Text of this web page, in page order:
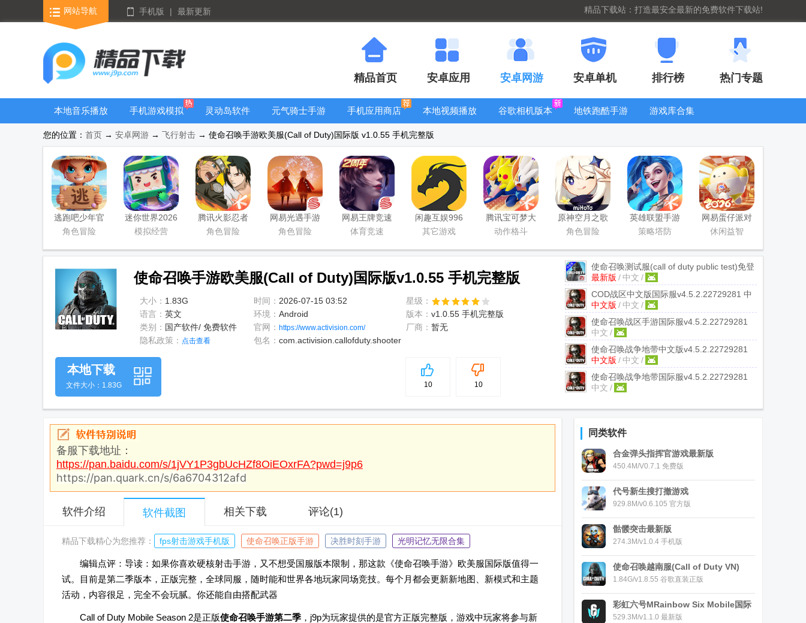
网站导航 手机版 | 最新更新 精品下载站：打造最安全最新的免费软件下载站!
精品首页 安卓应用 安卓网游 安卓单机 排行榜 热门专题
本地音乐播放
手机游戏模拟
灵动岛软件
元气骑士手游
手机应用商店
本地视频播放
谷歌相机版本
地铁跑酷手游
游戏库合集
看器
您的位置： 首页 → 安卓网游 → 飞行射击 → 使命召唤手游欧美服(Call of Duty)国际版 v1.0.55 手机完整版
逃跑吧少年官
方版
角色冒险
迷你世界2026
最新升级版
模拟经营
腾讯火影忍者
忍者新世代
角色冒险
网易光遇手游
正版
角色冒险
网易王牌竞速
手游
体育竞速
闲趣互娱996
传奇盒子官方
其它游戏
腾讯宝可梦大
集结国服正式
动作格斗
原神空月之歌
版本
角色冒险
英雄联盟手游
国服正版
策略塔防
网易蛋仔派对
工坊版游戏
休闲益智
使命召唤手游欧美服(Call of Duty)国际版v1.0.55 手机完整版
大小： 1.83G 时间： 2026-07-15 03:52
星级：
语言： 英文 环境： Android 版本： v1.0.55 手机完整版
类别： 国产软件/ 免费软件 官网： https://www.activision.com/ 厂商： 暂无
隐私政策： 点击查看 包名： com.activision.callofduty.shooter
使命召唤测试服(call of duty public test)免登
录版0.6.72 最新版
最新版 / 中文 /
COD战区中文版国际服v4.5.2.22729281 中
文版
中文版 / 中文 /
使命召唤战区手游国际服v4.5.2.22729281
国际版
中文 /
使命召唤战争地带中文版v4.5.2.22729281
中文版本
中文版 / 中文 /
使命召唤战争地带国际服v4.5.2.22729281
国际版
中文 /
5
10 10
本地下载
文件大小：1.83G
备服下载地址：
https://pan.baidu.com/s/1jVY1P3gbUcHZf8OiEOxrFA?pwd=j9p6
https://pan.quark.cn/s/6a6704312afd
软件介绍 软件截图 相关下载 评论(1)
精品下载精心为您推荐： fps射击游戏手机版 使命召唤正版手游 决胜时刻手游 光明记忆无限合集
编辑点评：导读：如果你喜欢硬核射击手游，又不想受国服版本限制，那这款《使命召唤手游》欧美服国际版值得一
试。目前是第二季版本，正版完整，全球同服，随时能和世界各地玩家同场竞技。每个月都会更新新地图、新模式和主题
活动，内容很足，完全不会玩腻。你还能自由搭配武器
Call of Duty Mobile Season 2是正版使命召唤手游第二季 ，j9p为玩家提供的是官方正版完整版，游戏中玩家将参与新
同类软件
合金弹头指挥官游戏最新版
450.4M/V0.7.1 免费版
代号新生搜打撤游戏
929.8M/v0.6.105 官方版
骷髅突击最新版
274.3M/v1.0.4 手机版
使命召唤越南服(Call of Duty VN)
1.84G/v1.8.55 谷歌直装正版
彩虹六号MRainbow Six Mobile国际
服
529.3M/v1.1.0 最新版